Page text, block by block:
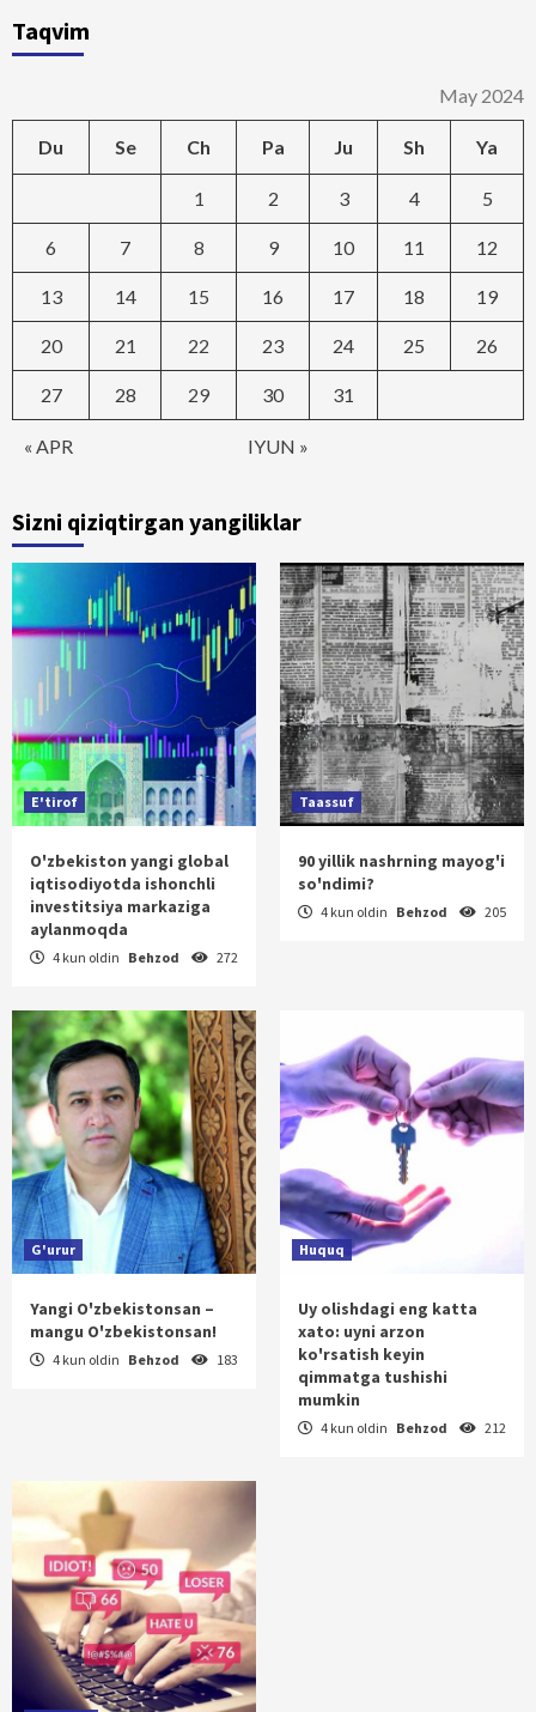
Taqvim
May 2024
Du Se Ch Pa Ju Sh Ya
« APR IYUN »
1 2 3 4 5
6 7 8 9 10 11 12
13 14 15 16 17 18 19
20 21 22 23 24 25 26
27 28 29 30 31
Sizni qiziqtirgan yangiliklar
E'tirof
O'zbekiston yangi global
iqtisodiyotda ishonchli
investitsiya markaziga
aylanmoqda
4 kun oldin Behzod 272
Taassuf
90 yillik nashrning mayog'i
so'ndimi?
4 kun oldin Behzod 205
G'urur
Yangi O'zbekistonsan –
mangu O'zbekistonsan!
4 kun oldin Behzod 183
Huquq
Uy olishdagi eng katta
xato: uyni arzon
ko'rsatish keyin
qimmatga tushishi
mumkin
4 kun oldin Behzod 212